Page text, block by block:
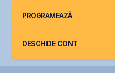
PROGRAMEAZĂ
DESCHIDE CONT